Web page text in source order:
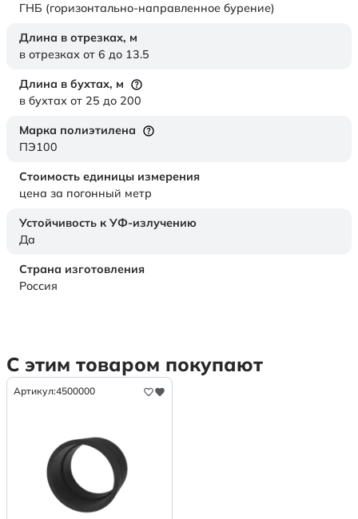
ГНБ (горизонтально-направленное бурение)
Длина в отрезках, м
в отрезках от 6 до 13.5
Длина в бухтах, м
в бухтах от 25 до 200
Марка полиэтилена
ПЭ100
Стоимость единицы измерения
цена за погонный метр
Устойчивость к УФ-излучению
Да
Страна изготовления
Россия
С этим товаром покупают
Артикул:4500000